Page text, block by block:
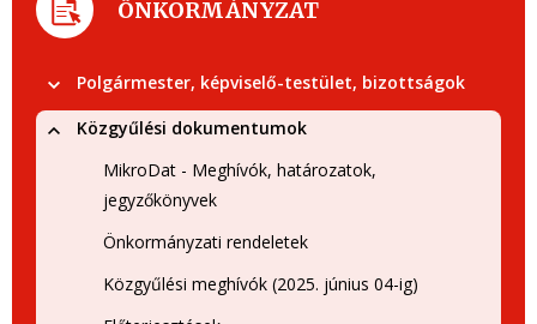
ÖNKORMÁNYZAT
Polgármester, képviselő-testület, bizottságok
Közgyűlési dokumentumok
MikroDat - Meghívók, határozatok,
jegyzőkönyvek
Önkormányzati rendeletek
Közgyűlési meghívók (2025. június 04-ig)